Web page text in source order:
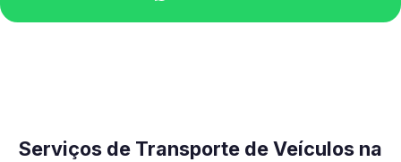
Serviços de Transporte de Veículos na